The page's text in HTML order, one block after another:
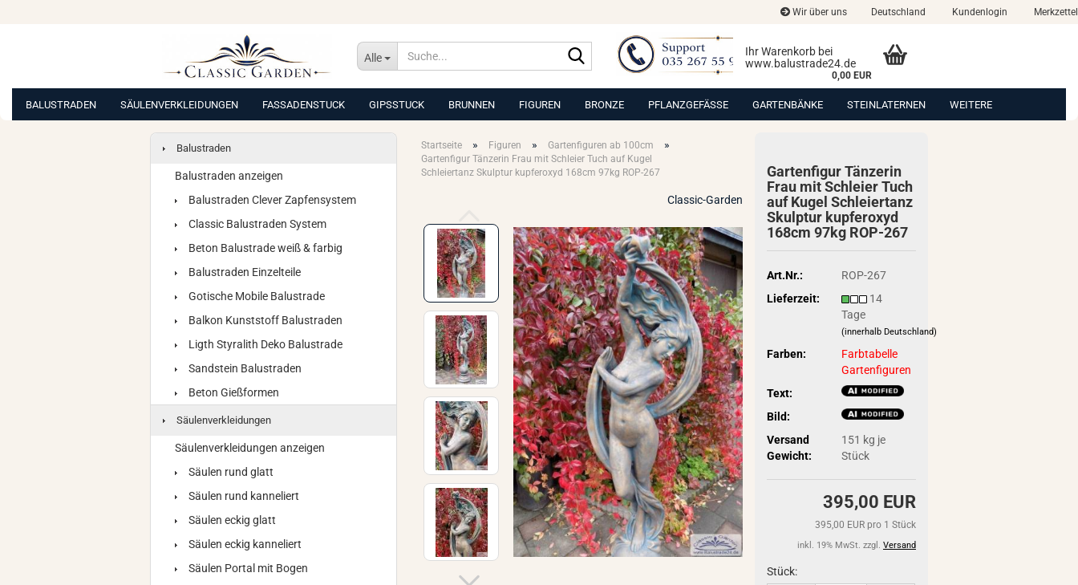
Wir über uns Deutschland Kundenlogin Merkzettel
Alle
Suche...
Ihr Warenkorb bei
www.balustrade24.de
0,00 EUR
BALUSTRADEN SÄULENVERKLEIDUNGEN FASSADENSTUCK GIPSSTUCK BRUNNEN FIGUREN BRONZE PFLANZGEFÄSSE GARTENBÄNKE STEINLATERNEN WEITERE
Startseite » Figuren » Gartenfiguren ab 100cm »
Gartenfigur Tänzerin Frau mit Schleier Tuch auf Kugel
Schleiertanz Skulptur kupferoxyd 168cm 97kg ROP-267
Classic-Garden
Gar­ten­fi­gur Tän­ze­rin
Frau mit Schlei­er Tuch
auf Kugel Schlei­er­tanz
Skulp­tur kup­fer­oxyd
168cm 97kg ROP-​267
Art.Nr.:
ROP-267
Lieferzeit:
14
Tage
(innerhalb Deutschland)
Farben:
Farbtabelle
Gartenfiguren
Text:
Bild:
Versand
Gewicht:
151 kg je
Stück
395,00 EUR
395,00 EUR pro 1 Stück
inkl. 19% MwSt. zzgl. Versand
Stück:
Balustraden
Balustraden anzeigen
Balustraden Clever Zapfensystem
Classic Balustraden System
Beton Balustrade weiß & farbig
Balustraden Einzelteile
Gotische Mobile Balustrade
Balkon Kunststoff Balustraden
Ligth Styralith Deko Balustrade
Sandstein Balustraden
Beton Gießformen
Säulenverkleidungen
Säulenverkleidungen anzeigen
Säulen rund glatt
Säulen rund kanneliert
Säulen eckig glatt
Säulen eckig kanneliert
Säulen Portal mit Bogen